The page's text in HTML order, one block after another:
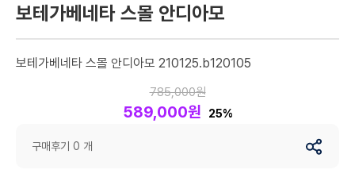
보테가베네타 스몰 안디아모
보테가베네타 스몰 안디아모 210125.b120105
785,000원
589,000원 25%
구매후기 0 개